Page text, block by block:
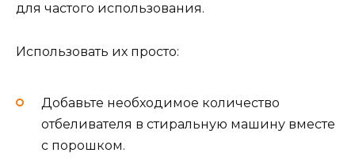
для частого использования.
Использовать их просто:
Добавьте необходимое количество
отбеливателя в стиральную машину вместе
с порошком.